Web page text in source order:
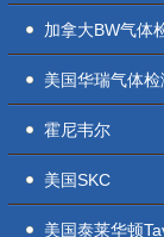
加拿大BW气体
美国华瑞气体检
霍尼韦尔
美国SKC
美国泰莱华顿